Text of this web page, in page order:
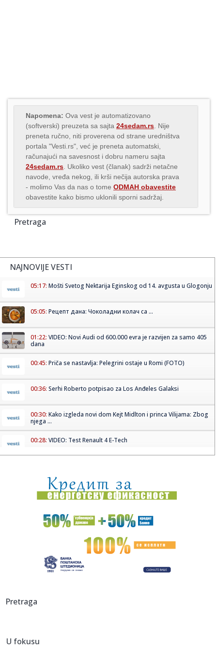
Napomena: Ova vest je automatizovano
(softverski) preuzeta sa sajta 24sedam.rs . Nije
preneta ručno, niti proverena od strane uredništva
portala "Vesti.rs", već je preneta automatski,
računajući na savesnost i dobru nameru sajta
24sedam.rs . Ukoliko vest (članak) sadrži netačne
navode, vređa nekog, ili krši nečija autorska prava
- molimo Vas da nas o tome ODMAH obavestite
obavestite kako bismo uklonili sporni sadržaj.
Pretraga
NAJNOVIJE VESTI
05:17: Mošti Svetog Nektarija Eginskog od 14. avgusta u Glogonju
05:05: Рецепт дана: Чоколадни колач са ...
01:22: VIDEO: Novi Audi od 600.000 evra je razvijen za samo 405
dana
00:45: Priča se nastavlja: Pelegrini ostaje u Romi (FOTO)
00:36: Serhi Roberto potpisao za Los Anđeles Galaksi
00:30: Kako izgleda novi dom Kejt Midlton i princa Vilijama: Zbog
njega ...
00:28: VIDEO: Test Renault 4 E-Tech
00:24:Džeko u centru spektakla: Šalke okupio više hiljada navijača
00:24:Bez golova u Hercegovini: Široki i Sloga, Sarajevo i Radnik
remi...
Đura Đ. Trajković br. 26: Plejlista za sivu zonu (Fontaines
00:17:Velika akcija tokom noći i ranog jutra u Beogradu: Ekipe
23:46:
Pretraga
U fokusu